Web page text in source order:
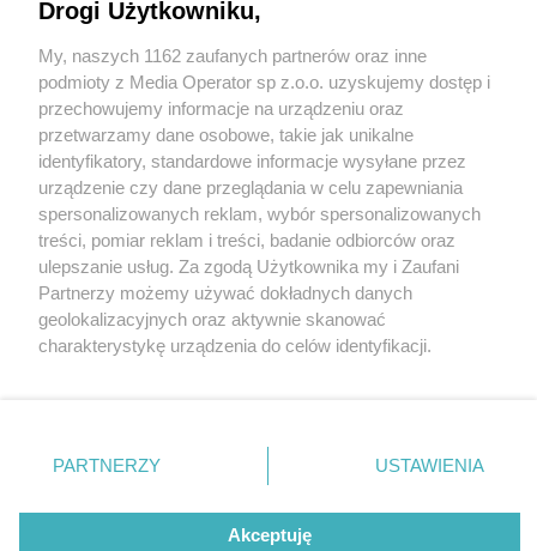
miasta. Rozpoznajesz tego złodzieja? GALERIA
1 / 8
Dąbrowa Górnicza. Park im.
gen. Józefa Hallera. Złodziej
portfela. 13 lipca 2025.
Wydawca mediów lokalnych
Nie zapomnij
zapoznać się z:
polityką prywatności
Twojemiasto
Piekary Śląskie
Chorzów
Tarnowskie Góry
Gliwice
Skontakuj sięz nami
Kontakt
Redakcja
Newsletter
Drogi Użytkowniku,
My, naszych 1162 zaufanych partnerów oraz inne
podmioty z Media Operator sp z.o.o. uzyskujemy dostęp i
przechowujemy informacje na urządzeniu oraz
przetwarzamy dane osobowe, takie jak unikalne
identyfikatory, standardowe informacje wysyłane przez
urządzenie czy dane przeglądania w celu zapewniania
spersonalizowanych reklam, wybór spersonalizowanych
treści, pomiar reklam i treści, badanie odbiorców oraz
ulepszanie usług. Za zgodą Użytkownika my i Zaufani
Partnerzy możemy używać dokładnych danych
geolokalizacyjnych oraz aktywnie skanować
charakterystykę urządzenia do celów identyfikacji.
zmienić/wycofać klikając przycisk ustawień prywatności
znajdujący się w lewym dolnym rogu strony
rodzaje przetwarzania danych nie wymagają zgody
użytkownika, ale masz prawo sprzeciwić się takiemu
PARTNERZY USTAWIENIA
Akceptuję